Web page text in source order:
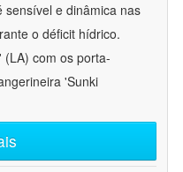
sensível e dinâmica nas
o déficit hídrico.
(LA) com os porta-
'Sunki